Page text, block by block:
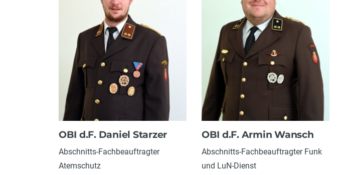
OBI d.F. Daniel Starzer
Abschnitts-Fachbeauftragter
Atemschutz
OBI d.F. Armin Wansch
Abschnitts-Fachbeauftragter Funk
und LuN-Dienst